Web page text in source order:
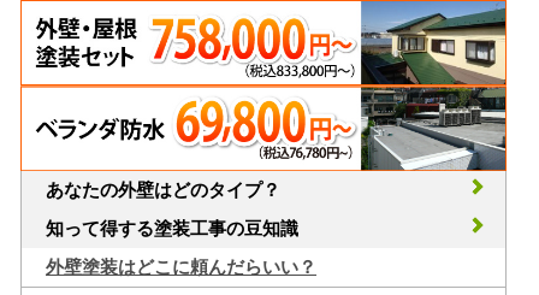
あなたの外壁はどのタイプ？
知って得する塗装工事の豆知識
外壁塗装はどこに頼んだらいい？